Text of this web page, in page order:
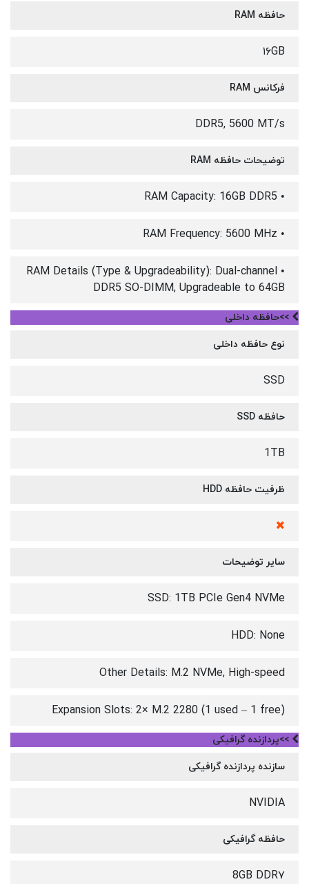
حافظه RAM
۱۶GB
فرکانس RAM
DDR5, 5600 MT/s
توضیحات حافظه RAM
• RAM Capacity: 16GB DDR5
• RAM Frequency: 5600 MHz
• RAM Details (Type & Upgradeability): Dual-channel
DDR5 SO-DIMM, Upgradeable to 64GB
>>حافظه داخلی
نوع حافظه داخلی
SSD
حافظه SSD
1TB
ظرفیت حافظه HDD
سایر توضیحات
SSD: 1TB PCIe Gen4 NVMe
HDD: None
Other Details: M.2 NVMe, High-speed
Expansion Slots: 2× M.2 2280 (1 used – 1 free)
>>پردازنده گرافیکی
سازنده پردازنده گرافیکی
NVIDIA
حافظه گرافیکی
8GB DDR۷